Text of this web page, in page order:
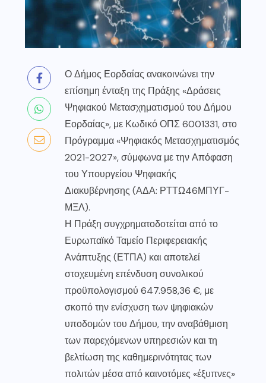
Ο Δήμος Εορδαίας ανακοινώνει την
επίσημη ένταξη της Πράξης «Δράσεις
Ψηφιακού Μετασχηματισμού του Δήμου
Εορδαίας», με Κωδικό ΟΠΣ 6001331, στο
Πρόγραμμα «Ψηφιακός Μετασχηματισμός
2021-2027», σύμφωνα με την Απόφαση
του Υπουργείου Ψηφιακής
Διακυβέρνησης (ΑΔΑ: ΡΤΤΩ46ΜΠΥΓ-
ΜΞΛ).
Η Πράξη συγχρηματοδοτείται από το
Ευρωπαϊκό Ταμείο Περιφερειακής
Ανάπτυξης (ΕΤΠΑ) και αποτελεί
στοχευμένη επένδυση συνολικού
προϋπολογισμού 647.958,36 €, με
σκοπό την ενίσχυση των ψηφιακών
υποδομών του Δήμου, την αναβάθμιση
των παρεχόμενων υπηρεσιών και τη
βελτίωση της καθημερινότητας των
πολιτών μέσα από καινοτόμες «έξυπνες»